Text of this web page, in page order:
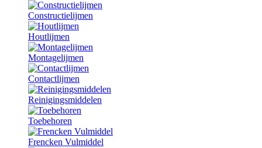
Constructielijmen
Houtlijmen
Montagelijmen
Contactlijmen
Reinigingsmiddelen
Toebehoren
Frencken Vulmiddel